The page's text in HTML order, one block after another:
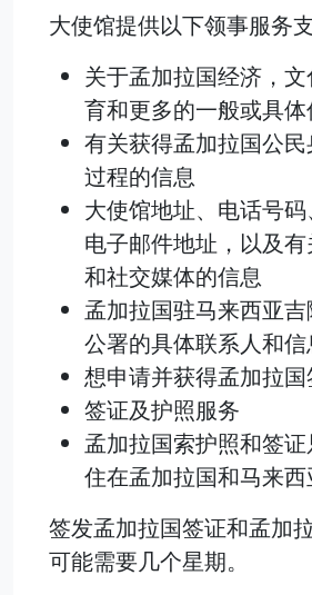
大使馆提供以下领事服务
关于孟加拉国经济，
育和更多的一般或具体
有关获得孟加拉国公
过程的信息
大使馆地址、电话号
电子邮件地址，以及
和社交媒体的信息
孟加拉国驻马来西亚
公署的具体联系人和信
想申请并获得孟加拉国
签证及护照服务
孟加拉国索护照和签
住在孟加拉国和马来西
签发孟加拉国签证和孟加
可能需要几个星期。